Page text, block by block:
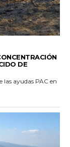
DE
ayudas PAC en